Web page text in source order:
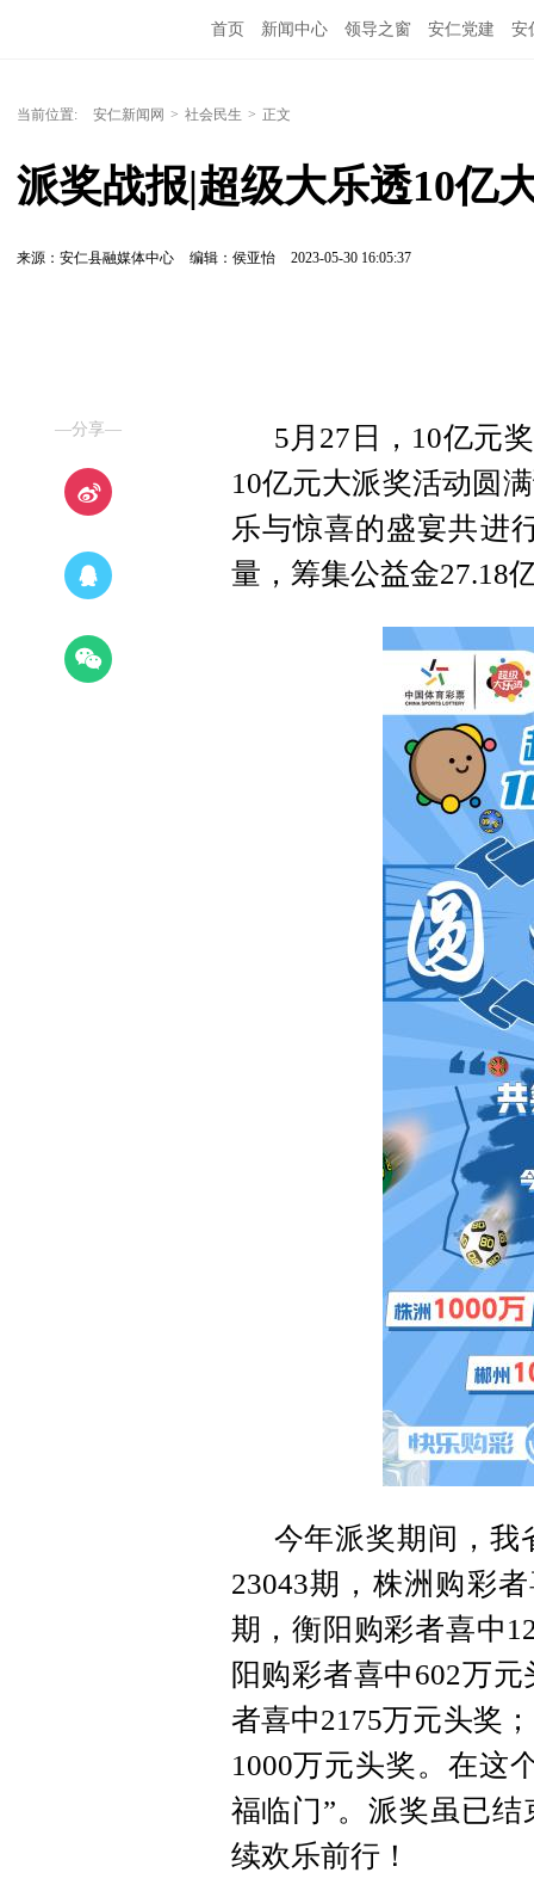
首页 新闻中心 领导之窗 安仁党建 安
当前位置: 安仁新闻网 > 社会民生 > 正文
派奖战报|超级大乐透10亿
来源：安仁县融媒体中心 编辑：侯亚怡 2023-05-30 16:05:37
—分享—
5月27日，10亿元
10亿元大派奖活动圆
乐与惊喜的盛宴共进
量，筹集公益金27.18
今年派奖期间，我
23043期，株洲购彩
期，衡阳购彩者喜中
阳购彩者喜中602万
者喜中2175万元头奖
1000万元头奖。在这
福临门”。派奖虽已
续欢乐前行！